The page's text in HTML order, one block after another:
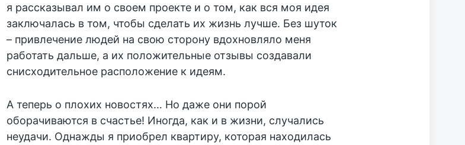
я рассказывал им о своем проекте и о том, как вся моя идея
заключалась в том, чтобы сделать их жизнь лучше. Без шуток
– привлечение людей на свою сторону вдохновляло меня
работать дальше, а их положительные отзывы создавали
снисходительное расположение к идеям.
А теперь о плохих новостях… Но даже они порой
оборачиваются в счастье! Иногда, как и в жизни, случались
неудачи. Однажды я приобрел квартиру, которая находилась